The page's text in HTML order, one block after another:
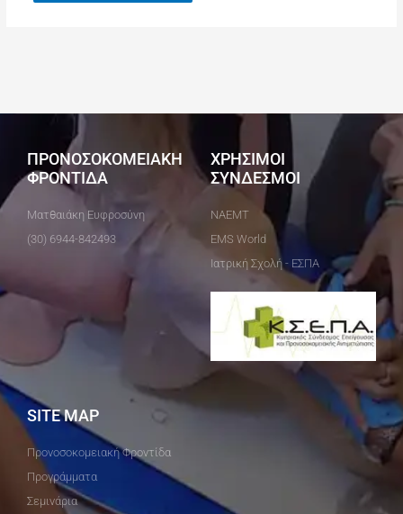
ΠΡΟΝΟΣΟΚΟΜΕΙΑΚΗ
ΦΡΟΝΤΙΔΑ
Ματθαιάκη Ευφροσύνη
(30) 6944-842493
ΧΡΗΣΙΜΟΙ
ΣΥΝΔΕΣΜΟΙ
ΝΑΕΜΤ
EMS World
Ιατρική Σχολή - ΕΣΠΑ
SITE MAP
Προνοσοκομειακή Φροντίδα
Προγράμματα
Σεμινάρια